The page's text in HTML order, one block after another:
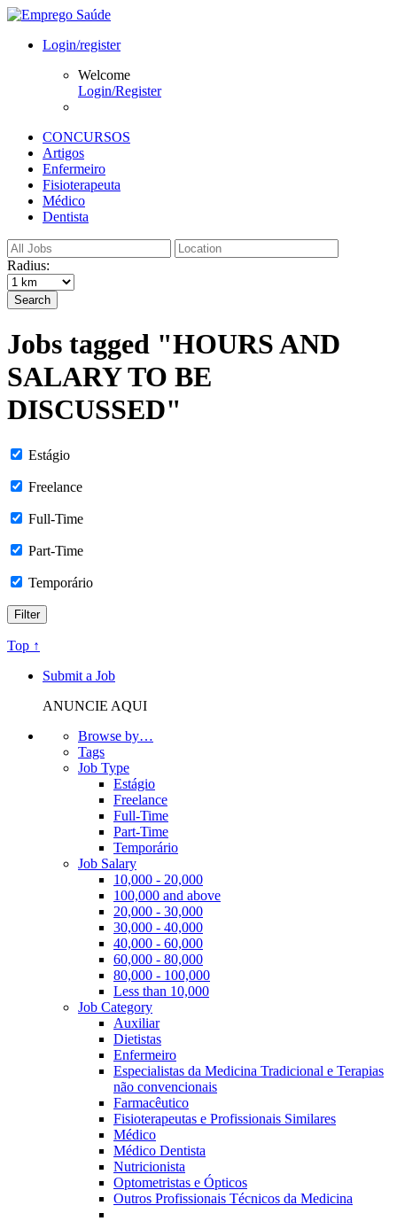
Login/register
Welcome
Login/Register
CONCURSOS
Artigos
Enfermeiro
Fisioterapeuta
Médico
Dentista
Radius:
Search
Jobs tagged "HOURS AND
SALARY TO BE
DISCUSSED"
Estágio
Freelance
Full-Time
Part-Time
Temporário
Top ↑
Submit a Job
ANUNCIE AQUI
Browse by…
Tags
Job Type
Estágio
Freelance
Full-Time
Part-Time
Temporário
Job Salary
10,000 - 20,000
100,000 and above
20,000 - 30,000
30,000 - 40,000
40,000 - 60,000
60,000 - 80,000
80,000 - 100,000
Less than 10,000
Job Category
Auxiliar
Dietistas
Enfermeiro
Especialistas da Medicina Tradicional e Terapias
não convencionais
Farmacêutico
Fisioterapeutas e Profissionais Similares
Médico
Médico Dentista
Nutricionista
Optometristas e Ópticos
Outros Profissionais Técnicos da Medicina